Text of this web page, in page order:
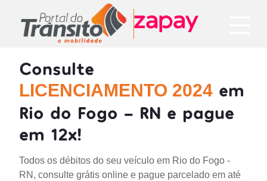
Consulte
LICENCIAMENTO 2024 em
Rio do Fogo - RN e pague
em 12x!
Todos os débitos do seu veículo em Rio do Fogo -
RN, consulte grátis online e pague parcelado em até